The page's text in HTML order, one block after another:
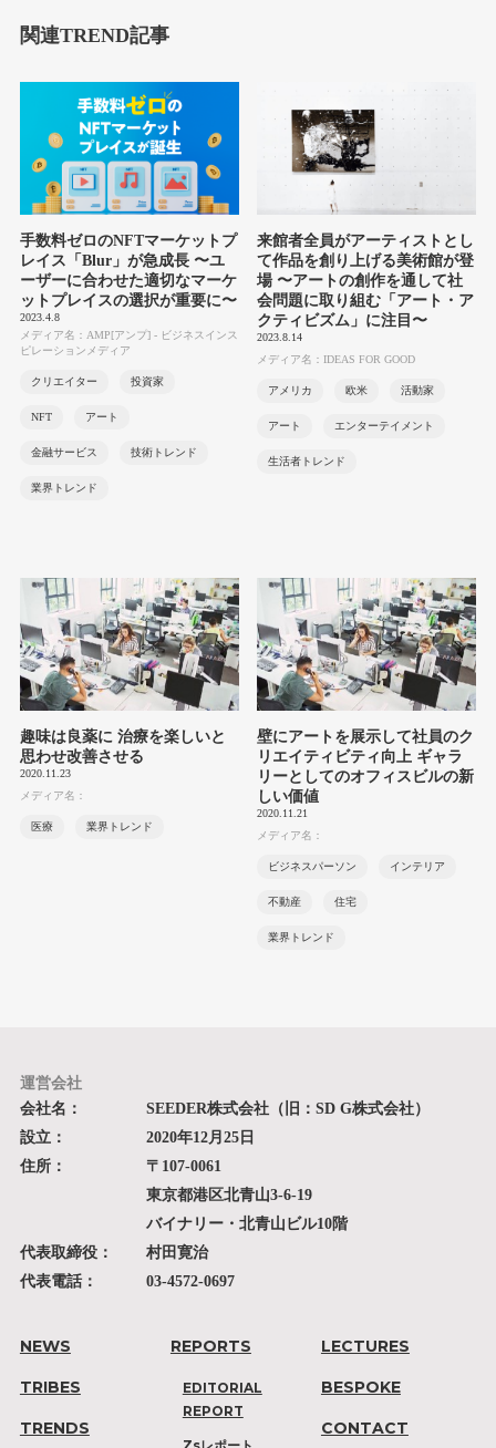
関連TREND記事
手数料ゼロのNFTマーケットプ
レイス「Blur」が急成長 〜ユ
ーザーに合わせた適切なマーケ
ットプレイスの選択が重要に〜
2023.4.8
メディア名：AMP[アンプ] - ビジネスインス
ピレーションメディア
クリエイター 投資家
NFT アート
金融サービス 技術トレンド
業界トレンド
来館者全員がアーティストとし
て作品を創り上げる美術館が登
場 〜アートの創作を通して社
会問題に取り組む「アート・ア
クティビズム」に注目〜
2023.8.14
メディア名：IDEAS FOR GOOD
アメリカ 欧米 活動家
アート エンターテイメント
生活者トレンド
趣味は良薬に 治療を楽しいと
思わせ改善させる
2020.11.23
メディア名：
医療 業界トレンド
壁にアートを展示して社員のク
リエイティビティ向上 ギャラ
リーとしてのオフィスビルの新
しい価値
2020.11.21
メディア名：
ビジネスパーソン インテリア
不動産 住宅
業界トレンド
運営会社
会社名：
SEEDER株式会社（旧：SD G株式会社）
設立：
2020年12月25日
住所：
〒107-0061
東京都港区北青山3-6-19
バイナリー・北青山ビル10階
代表取締役：
村田寛治
代表電話：
03-4572-0697
NEWS
TRIBES
TRENDS
REPORTS
EDITORIAL
REPORT
LECTURES
BESPOKE
CONTACT